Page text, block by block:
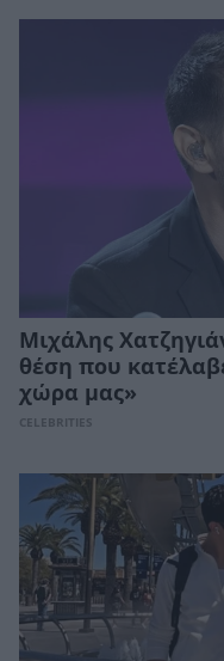
Μιχάλης
θέση που
χώρα μας»
CELEBRITIES